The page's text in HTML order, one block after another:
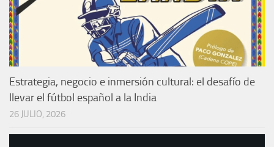
Estrategia, negocio e inmersión cultural: el desafío de
llevar el fútbol español a la India
26 JULIO, 2026